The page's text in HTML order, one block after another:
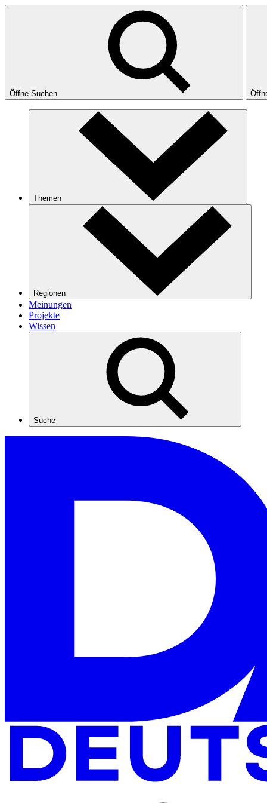
Öffne Suchen
Themen
Regionen
Meinungen
Projekte
Wissen
Suche